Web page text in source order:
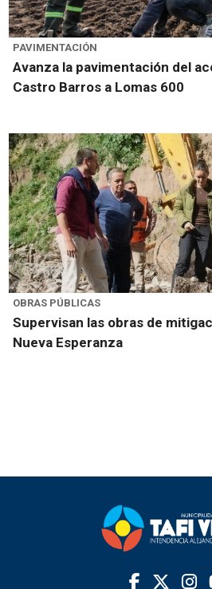
PAVIMENTACIÓN
Avanza la pavimentación del
Castro Barros a Lomas 600
OBRAS PÚBLICAS
Supervisan las obras de
Nueva Esperanza